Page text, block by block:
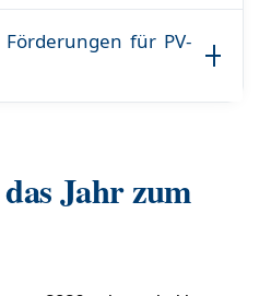
für PV-
Jahr zum